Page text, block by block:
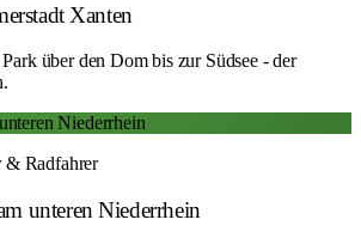
Xanten
über den Dom bis zur Südsee - der
Niederrhein
& Radfahrer
unteren Niederrhein